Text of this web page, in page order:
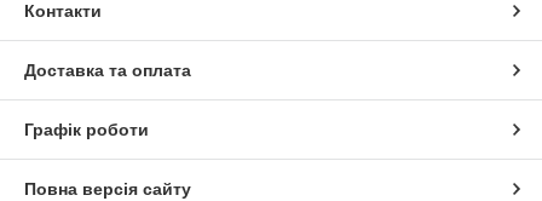
Контакти
Доставка та оплата
Графік роботи
Повна версія сайту